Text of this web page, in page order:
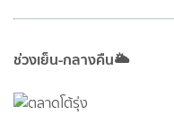
ช่วงเย็น-กลางคืน🌥